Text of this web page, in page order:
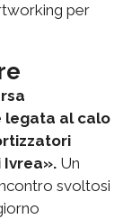
per
legata al calo
Ivrea». Un
svoltosi